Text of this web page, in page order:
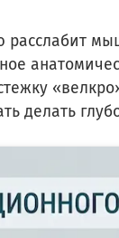
расслабит
делать